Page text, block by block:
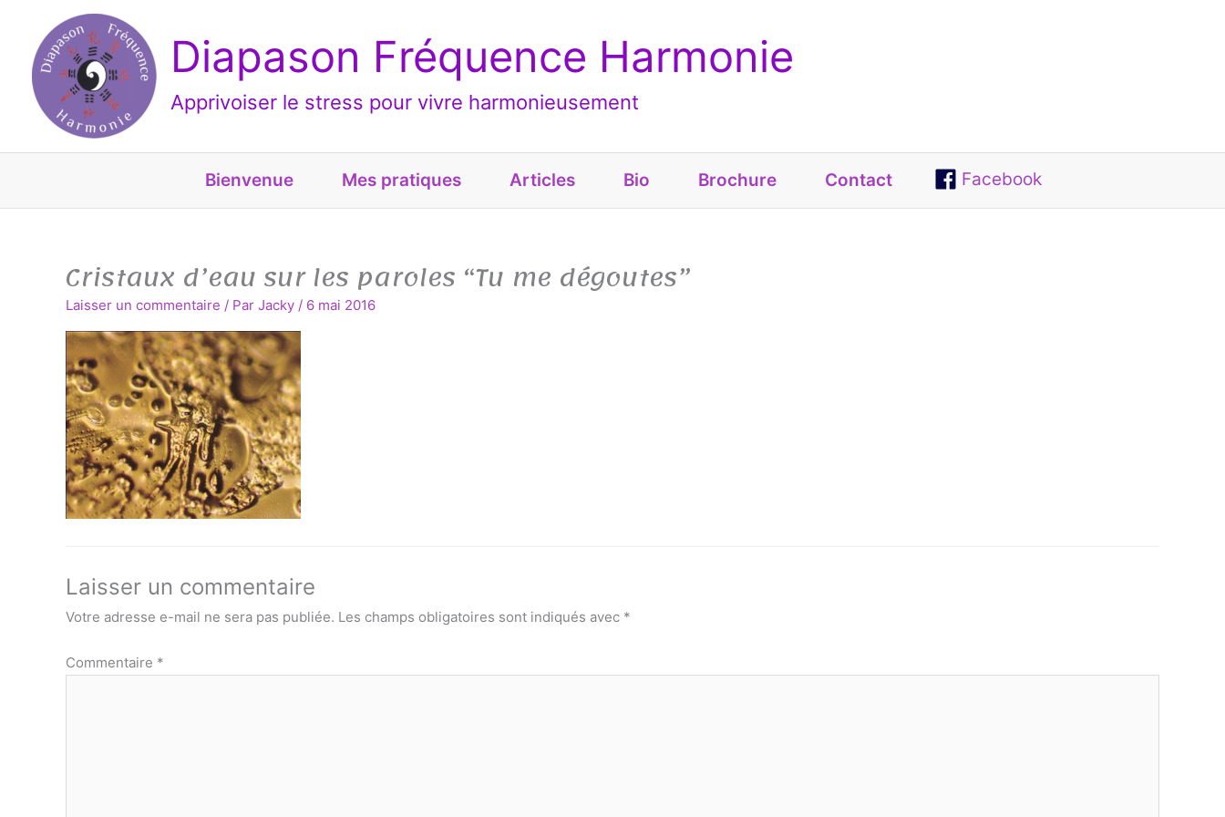
contenu
Diapason Fréquence Harmonie
Apprivoiser le stress pour vivre harmonieusement
Bienvenue Mes pratiques Articles Bio Brochure Contact Facebook
Cristaux d’eau sur les paroles “Tu me dégoutes”
Laisser un commentaire / Par Jacky / 6 mai 2016
Laisser un commentaire
Votre adresse e-mail ne sera pas publiée. Les champs obligatoires sont indiqués avec *
Commentaire *